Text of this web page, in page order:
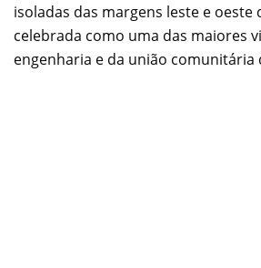
isoladas das margens leste e oeste
celebrada como uma das maiores
engenharia e da união comunitária